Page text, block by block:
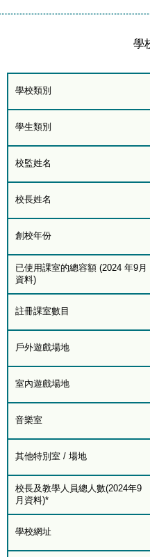
學
學校類別
學生類別
校監姓名
校長姓名
創校年份
已使用課室的總容額 (2024 年9月
資料)
註冊課室數目
戶外遊戲場地
室內遊戲場地
音樂室
其他特別室 / 場地
校長及教學人員總人數(2024年9
月資料)*
學校網址